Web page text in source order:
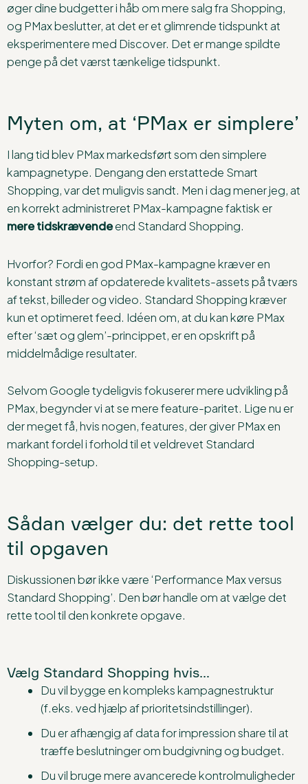
øger dine budgetter i håb om mere salg fra Shopping,
og PMax beslutter, at det er et glimrende tidspunkt at
eksperimentere med Discover. Det er mange spildte
penge på det værst tænkelige tidspunkt.
Myten om, at ‘PMax er simplere’
I lang tid blev PMax markedsført som den simplere
kampagnetype. Dengang den erstattede Smart
Shopping, var det muligvis sandt. Men i dag mener jeg, at
en korrekt administreret PMax-kampagne faktisk er
mere tidskrævendeend Standard Shopping.
Hvorfor? Fordi en god PMax-kampagne kræver en
konstant strøm af opdaterede kvalitets-assets på tværs
af tekst, billeder og video. Standard Shopping kræver
kun et optimeret feed. Idéen om, at du kan køre PMax
efter ‘sæt og glem’-princippet, er en opskrift på
middelmådige resultater.
Selvom Google tydeligvis fokuserer mere udvikling på
PMax, begynder vi at se mere feature-paritet. Lige nu er
der meget få, hvis nogen, features, der giver PMax en
markant fordel i forhold til et veldrevet Standard
Shopping-setup.
Sådan vælger du: det rette tool
til opgaven
Diskussionen bør ikke være ‘Performance Max versus
Standard Shopping’. Den bør handle om at vælge det
rette tool til den konkrete opgave.
Vælg Standard Shopping hvis…
Du vil bygge en kompleks kampagnestruktur
(f.eks. ved hjælp af prioritetsindstillinger).
Du er afhængig af data for impression share til at
træffe beslutninger om budgivning og budget.
Du vil bruge mere avancerede kontrolmuligheder